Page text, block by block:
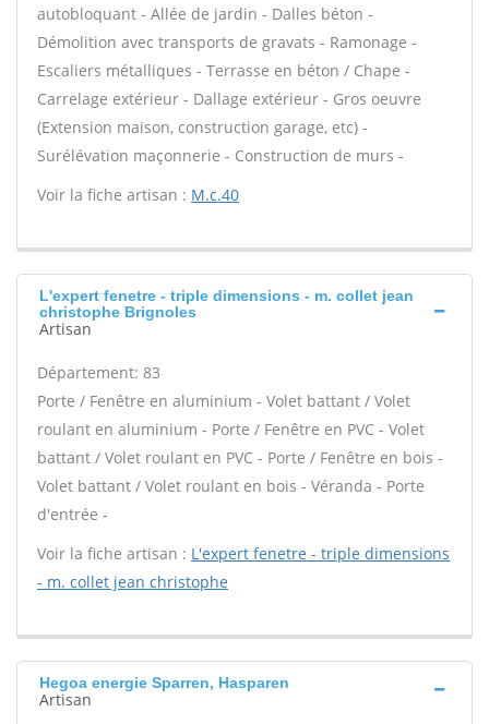
autobloquant - Allée de jardin - Dalles béton -
Démolition avec transports de gravats - Ramonage -
Escaliers métalliques - Terrasse en béton / Chape -
Carrelage extérieur - Dallage extérieur - Gros oeuvre
(Extension maison, construction garage, etc) -
Surélévation maçonnerie - Construction de murs -
Voir la fiche artisan : M.c.40
L'expert fenetre - triple dimensions - m. collet jean
christophe Brignoles
Artisan
Département: 83
Porte / Fenêtre en aluminium - Volet battant / Volet
roulant en aluminium - Porte / Fenêtre en PVC - Volet
battant / Volet roulant en PVC - Porte / Fenêtre en bois -
Volet battant / Volet roulant en bois - Véranda - Porte
d'entrée -
Voir la fiche artisan : L'expert fenetre - triple dimensions
- m. collet jean christophe
Hegoa energie Sparren, Hasparen
Artisan